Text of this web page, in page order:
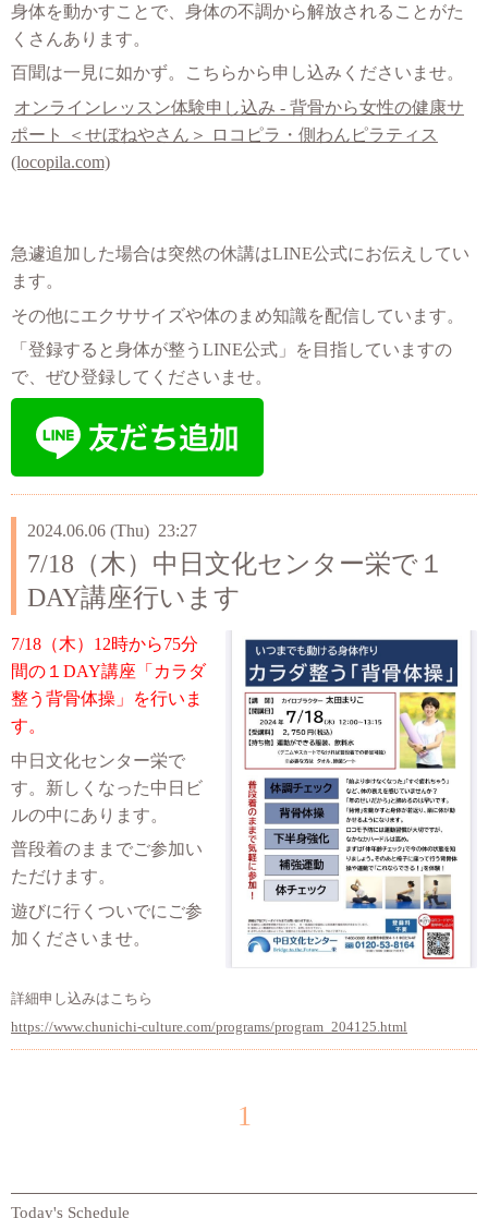
身体を動かすことで、身体の不調から解放されることがた
くさんあります。
百聞は一見に如かず。こちらから申し込みくださいませ。
オンラインレッスン体験申し込み - 背骨から女性の健康サ
ポート ＜せぼねやさん＞ ロコピラ・側わんピラティス
(locopila.com)
急遽追加した場合は突然の休講はLINE公式にお伝えしてい
ます。
その他にエクササイズや体のまめ知識を配信しています。
「登録すると身体が整うLINE公式」を目指していますの
で、ぜひ登録してくださいませ。
2024.06.06 (Thu) 23:27
7/18（木）中日文化センター栄で１
DAY講座行います
7/18（木）12時から75分
間の１DAY講座「カラダ
整う背骨体操」を行いま
す。
中日文化センター栄で
す。新しくなった中日ビ
ルの中にあります。
普段着のままでご参加い
ただけます。
遊びに行くついでにご参
加くださいませ。
詳細申し込みはこちら
https://www.chunichi-culture.com/programs/program_204125.html
1
Today's Schedule